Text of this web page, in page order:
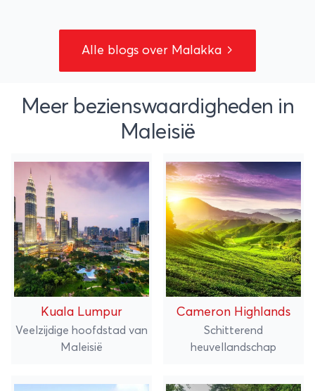
Alle blogs over Malakka
Meer bezienswaardigheden in
Maleisië
Kuala Lumpur
Veelzijdige hoofdstad van
Maleisië
Cameron Highlands
Schitterend
heuvellandschap